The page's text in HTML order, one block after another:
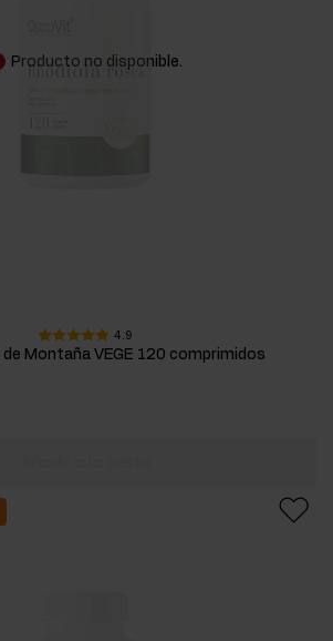
Producto no disponible.
4.9
Montaña VEGE 120 comprimidos